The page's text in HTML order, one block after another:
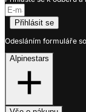
Přihlásit se
Odesláním formuláře
Alpinestars